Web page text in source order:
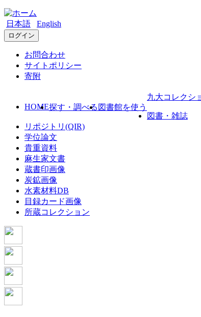
日本語 English
ログイン
お問合わせ
サイトポリシー
寄附
HOME探す・調べる 図書館を使う
九大コレクシ
図書・雑誌
リポジトリ(QIR)
学位論文
貴重資料
麻生家文書
蔵書印画像
炭鉱画像
水素材料DB
目録カード画像
所蔵コレクション